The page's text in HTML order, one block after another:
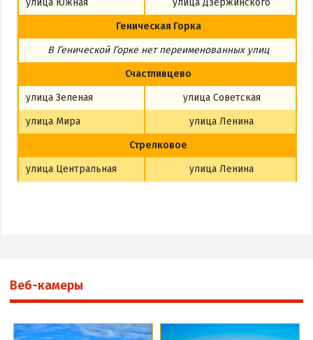
улица Южная
улица Дзержинского
Геническая Горка
В Генической Горке нетпереименованных улиц
Счастливцево
улица Зеленая
улица Советская
улица Мира
улица Ленина
Стрелковое
улица Центральная
улица Ленина
Веб-камеры